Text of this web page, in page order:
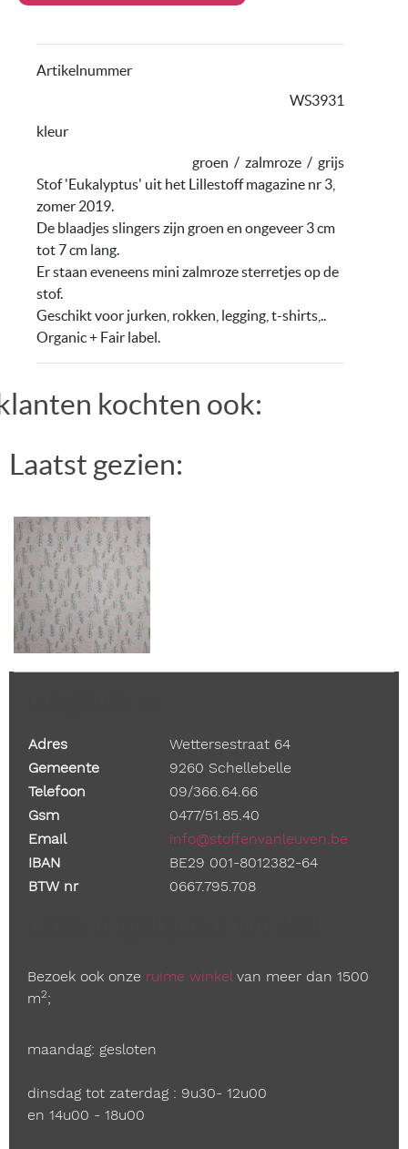
Artikelnummer
WS3931
kleur
groen / zalmroze / grijs
Stof 'Eukalyptus' uit het Lillestoff magazine nr 3,
zomer 2019.
De blaadjes slingers zijn groen en ongeveer 3 cm
tot 7 cm lang.
Er staan eveneens mini zalmroze sterretjes op de
stof.
Geschikt voor jurken, rokken, legging, t-shirts,..
Organic + Fair label.
kochten ook:
Laatst gezien:
Adres
Wettersestraat 64
Gemeente
9260 Schellebelle
Telefoon
09/366.64.66
Gsm
0477/51.85.40
Email
info@stoffenvanleuven.be
IBAN
BE29 001-8012382-64
BTW nr
0667.795.708
Bezoek ook onze ruime winkel van meer dan 1500
m2;
maandag: gesloten
dinsdag tot zaterdag : 9u30- 12u00
en 14u00 - 18u00